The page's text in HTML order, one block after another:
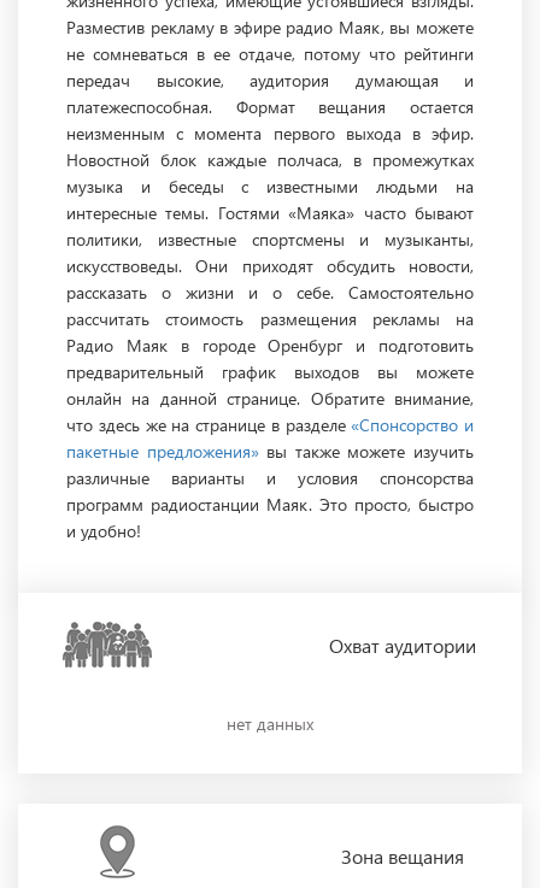
Разместив рекламу в эфире радио Маяк, вы можете
не сомневаться в ее отдаче, потому что рейтинги
передач высокие, аудитория думающая и
платежеспособная. Формат вещания остается
неизменным с момента первого выхода в эфир.
Новостной блок каждые полчаса, в промежутках
музыка и беседы с известными людьми на
интересные темы. Гостями «Маяка» часто бывают
политики, известные спортсмены и музыканты,
искусствоведы. Они приходят обсудить новости,
рассказать о жизни и о себе. Самостоятельно
рассчитать стоимость размещения рекламы на
Радио Маяк в городе Оренбург и подготовить
предварительный график выходов вы можете
онлайн на данной странице. Обратите внимание,
что здесь же на странице в разделе«Спонсорство и
пакетные предложения»вы также можете изучить
различные варианты и условия спонсорства
программ радиостанции Маяк. Это просто, быстро
и удобно!
Охватаудитории
нет данных
Зона вещания